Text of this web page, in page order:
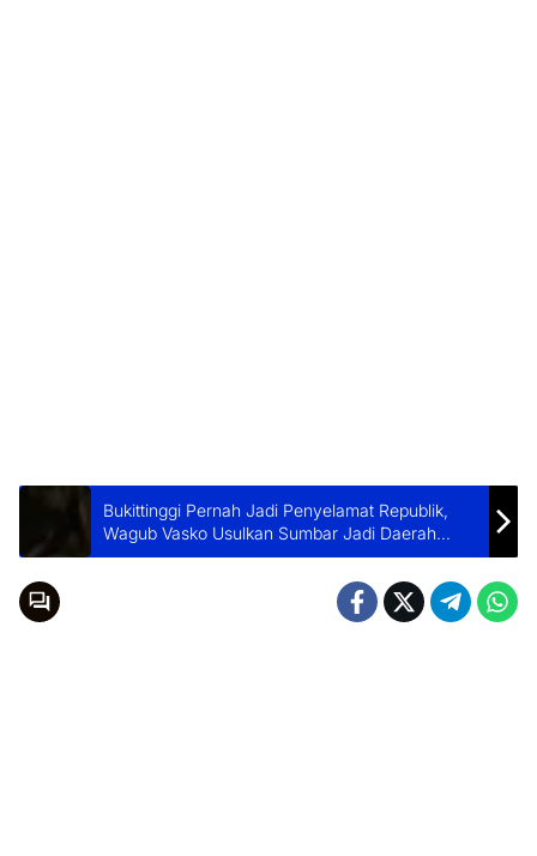
Bukittinggi Pernah Jadi Penyelamat Republik,
Wagub Vasko Usulkan Sumbar Jadi Daerah
Istimewa